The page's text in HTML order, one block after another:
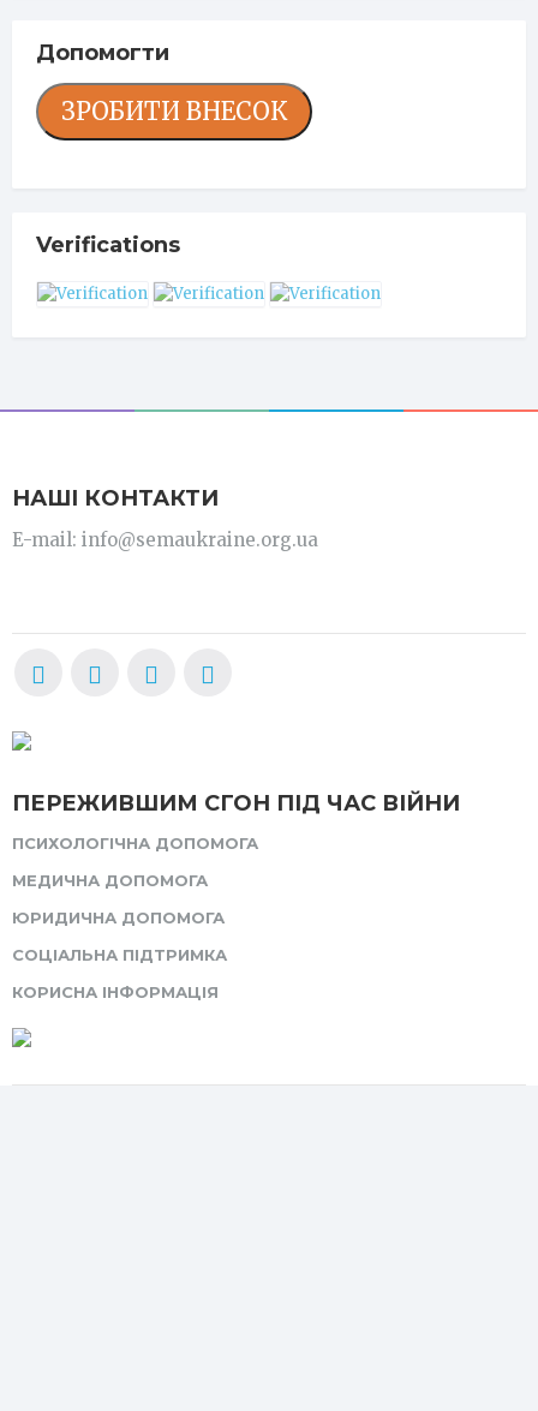
Допомогти
ЗРОБИТИ ВНЕСОК
Verifications
НАШІ КОНТАКТИ
E-mail: info@semaukraine.org.ua
ПЕРЕЖИВШИМ СГОН ПІД ЧАС ВІЙНИ
ПСИХОЛОГІЧНА ДОПОМОГА
МЕДИЧНА ДОПОМОГА
ЮРИДИЧНА ДОПОМОГА
СОЦІАЛЬНА ПІДТРИМКА
КОРИСНА ІНФОРМАЦІЯ